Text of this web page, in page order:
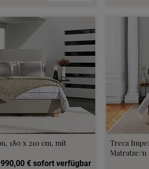
180 x 210 cm, mit
€ sofort verfügbar
Treca
Matratze/n